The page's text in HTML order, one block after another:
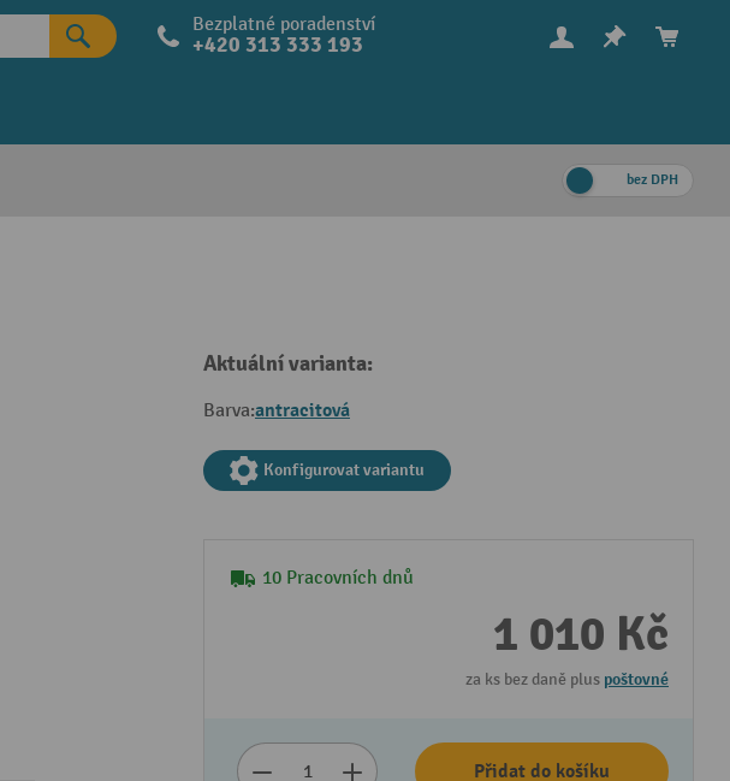
Bezplatné poradenství
+420 313 333 193
bez DPH
Aktuální varianta:
Barva:antracitová
Konfigurovat variantu
10 Pracovních dnů
1 010 Kč
za ks bez daně plus poštovné
Přidat do košíku